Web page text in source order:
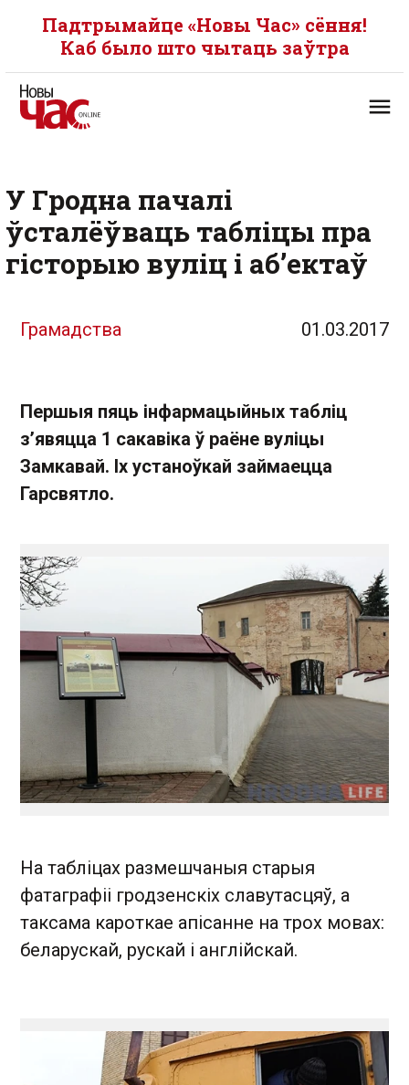
Падтрымайце «Новы Час» сёння!
Каб было што чытаць заўтра
У Гродна пачалі
ўсталёўваць табліцы пра
гісторыю вуліц і аб’ектаў
Грамадства 01.03.2017
Першыя пяць інфармацыйных табліц
з’явяцца 1 сакавіка ў раёне вуліцы
Замкавай. Іх устаноўкай займаецца
Гарсвятло.
На табліцах размешчаныя старыя
фатаграфіі гродзенскiх славутасцяў, а
таксама кароткае апісанне на трох мовах:
беларускай, рускай і англійскай.